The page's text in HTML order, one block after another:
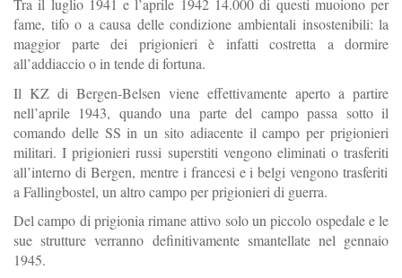
Trail luglio 1941 el’aprile 1942 14.000 di questi muoionoper
fame, tifoo a causa dellecondizione ambientali insostenibili:la
maggior parte dei prigionieri è infatti costretta a dormire
all’addiaccio o in tende di fortuna.
Il KZ di Bergen-Belsen viene effettivamente aperto a partire
nell’aprile 1943, quandouna parte del campo passa sotto il
comando delle SS in un sito adiacente il campoperprigionieri
militari.Iprigionierirussi superstiti vengono eliminati o trasferiti
all’interno di Bergen, mentre i francesi e i belgi vengono trasferiti
a Fallingbostel, un altro campo per prigionieri di guerra.
Delcampo diprigioniarimaneattivo solounpiccolo ospedaleele
suestrutture verranno definitivamente smantellate nel gennaio
1945.